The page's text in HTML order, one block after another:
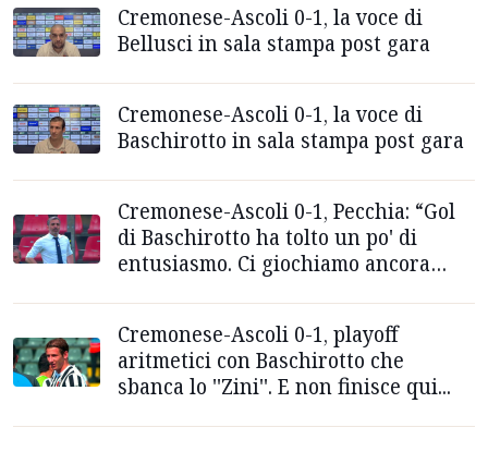
Cremonese-Ascoli 0-1, la voce di
Bellusci in sala stampa post gara
Cremonese-Ascoli 0-1, la voce di
Baschirotto in sala stampa post gara
Cremonese-Ascoli 0-1, Pecchia: “Gol
di Baschirotto ha tolto un po' di
entusiasmo. Ci giochiamo ancora
Cremonese-Ascoli 0-1, playoff
aritmetici con Baschirotto che
sbanca lo ''Zini''. E non finisce qui...